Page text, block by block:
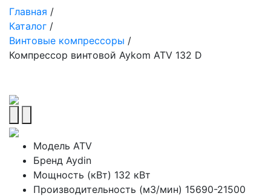
Главная /
Каталог /
Винтовые компрессоры /
Компрессор винтовой Aykom ATV 132 D
Модель ATV
Бренд Aydin
Мощность (кВт) 132 кВт
Производительность (м3/мин) 15690-21500